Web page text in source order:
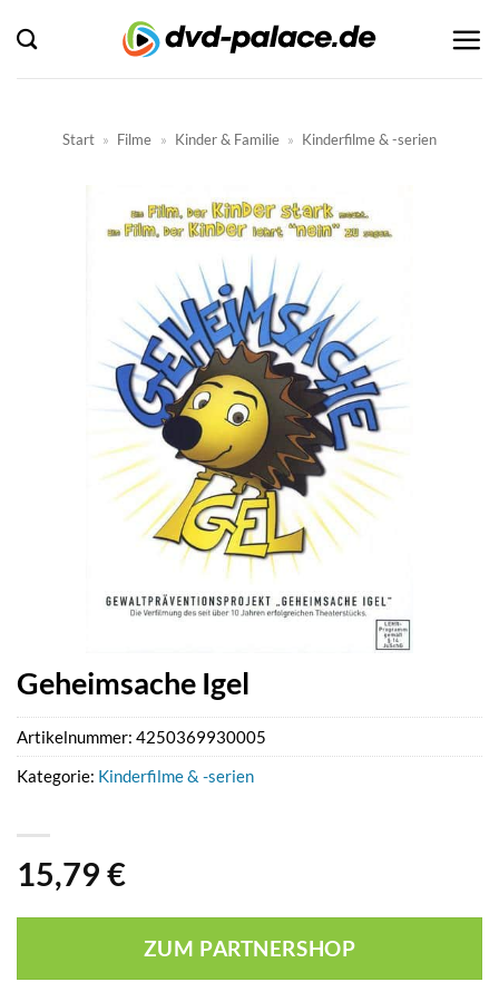
Inhalt
springen
Start » Filme » Kinder & Familie » Kinderfilme & -serien
Geheimsache Igel
15,79 €
ZUM PARTNERSHOP
Artikelnummer: 4250369930005
Kategorie: Kinderfilme & -serien